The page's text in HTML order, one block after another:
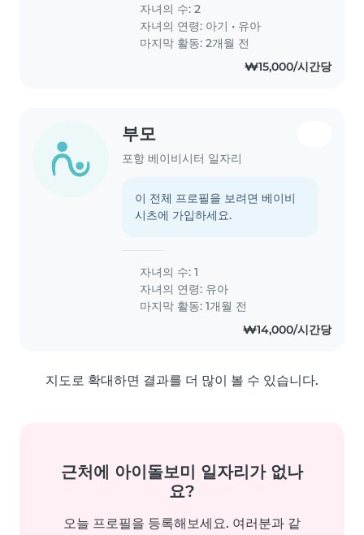
격이 차분하고 독립적이지만 장난기 많
습니다. 책 읽는것도 좋아합니다. 신생
아를 돌보는동안 첫째와 시간을 보내주
시면 됩니다. 요리하는 것을 좋아하는
자녀의 수: 2
자녀의 연령: 아기 • 유아
마지막 활동: 2개월 전
₩15,000/시간당
부모
포항 베이비시터 일자리
이 전체 프로필을 보려면 베이비
시츠에 가입하세요.
자녀의 수: 1
자녀의 연령: 유아
마지막 활동: 1개월 전
₩14,000/시간당
지도로 확대하면 결과를 더 많이 볼 수 있습니다.
근처에 아이돌보미 일자리가 없나
요?
오늘 프로필을 등록해보세요. 여러분과 같